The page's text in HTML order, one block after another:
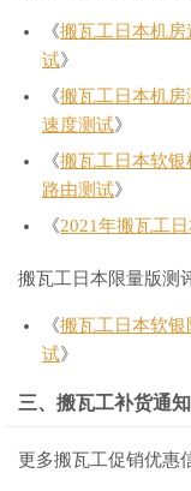
《搬瓦工日本机房
试》
《搬瓦工日本机
速度测试》
《搬瓦工日本软银
路由测试》
《2021年搬瓦工
搬瓦工日本限量版测
《搬瓦工日本软银
试》
三、搬瓦工补货通知
更多搬瓦工促销优惠